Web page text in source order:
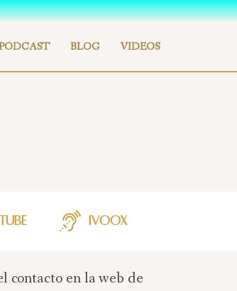
BLOG VIDEOS
iVoox
contacto en la web de